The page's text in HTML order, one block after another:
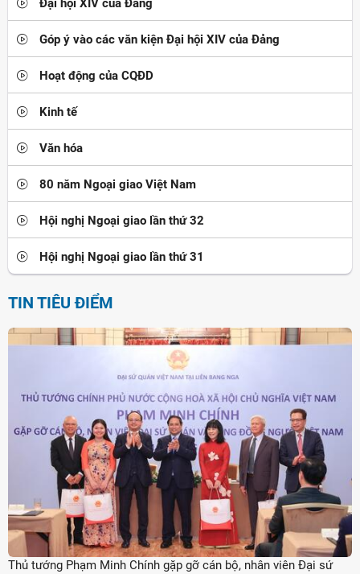
Đại hội XIV của Đảng
Góp ý vào các văn kiện Đại hội XIV của Đảng
Hoạt động của CQĐD
Kinh tế
Văn hóa
80 năm Ngoại giao Việt Nam
Hội nghị Ngoại giao lần thứ 32
Hội nghị Ngoại giao lần thứ 31
TIN TIÊU ĐIỂM
Thủ tướng Phạm Minh Chính gặp gỡ cán bộ, nhân viên Đại sứ